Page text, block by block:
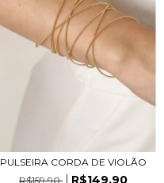
PULSEIRA CORDA DE VIOLÃO
R$159,90
R$149,90